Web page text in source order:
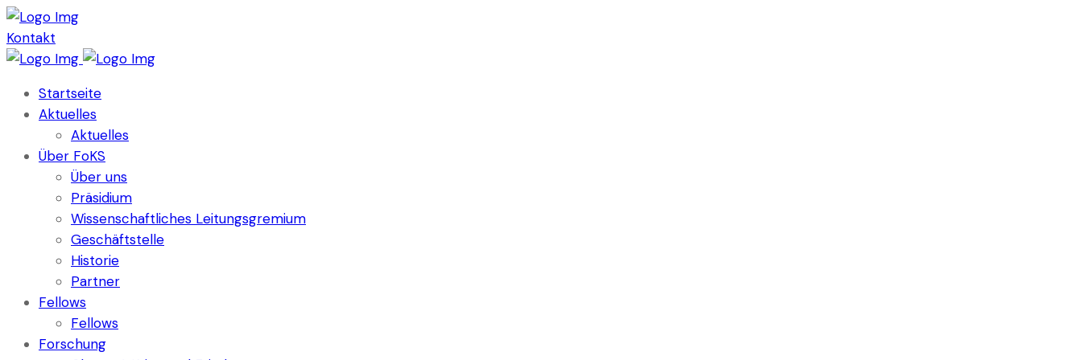
Kontakt
Startseite
Aktuelles
Aktuelles
Über FoKS
Über uns
Präsidium
Wissenschaftliches Leitungsgremium
Geschäftstelle
Historie
Partner
Fellows
Fellows
Forschung